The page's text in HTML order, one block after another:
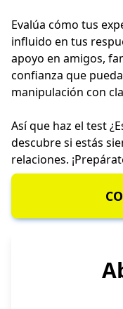
Evalúa cómo tus
influido en tus
apoyo en amigos,
confianza que
manipulación con
Así que haz el test
descubre si estás
relaciones.